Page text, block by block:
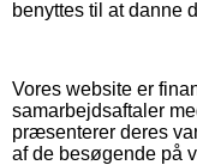
benyttes til at danne
Vores website er
samarbejdsaftaler
præsenterer deres
af de besøgende på